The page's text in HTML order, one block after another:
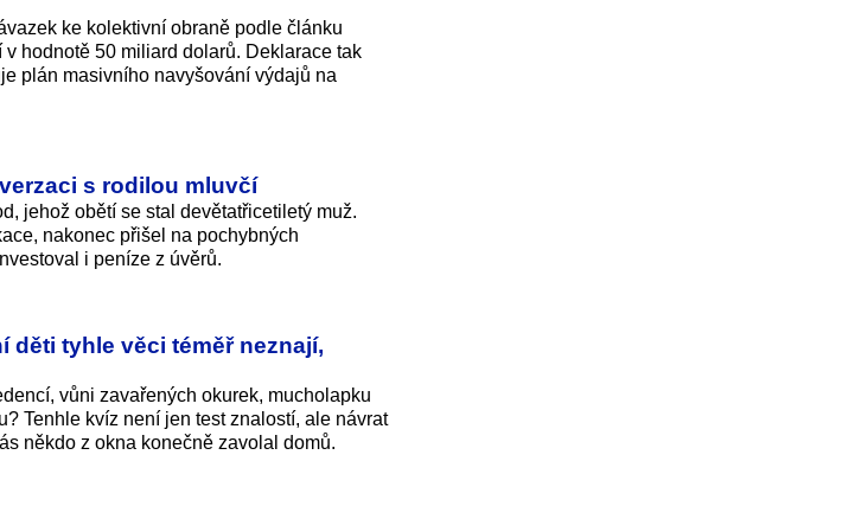
ke kolektivní obraně podle článku
hodnotě 50 miliard dolarů. Deklarace tak
plán masivního navyšování výdajů na
s rodilou mluvčí
jehož obětí se stal devětatřicetiletý muž.
nakonec přišel na pochybných
i peníze z úvěrů.
děti tyhle věci téměř neznají,
vůni zavařených okurek, mucholapku
Tenhle kvíz není jen test znalostí, ale návrat
někdo z okna konečně zavolal domů.